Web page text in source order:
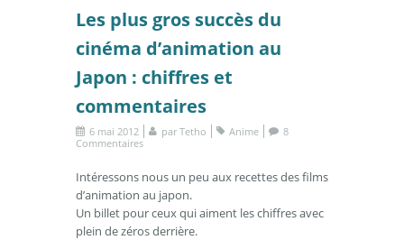
Les plus gros succès du
cinéma d’animation au
Japon : chiffres et
commentaires
6 mai 2012 par Tetho Anime
8
Commentaires
Intéressons nous un peu aux recettes des films
d’animation au japon.
Un billet pour ceux qui aiment les chiffres avec
plein de zéros derrière.